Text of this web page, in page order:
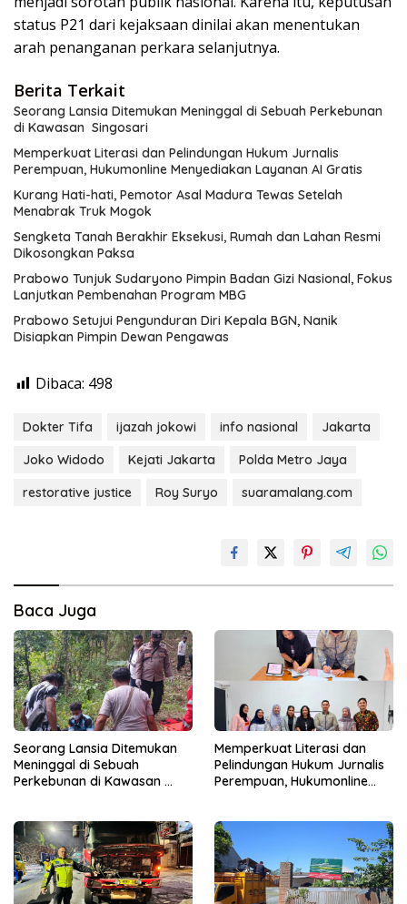
status P21 dari kejaksaan dinilai akan menentukan
arah penanganan perkara selanjutnya.
Berita Terkait
Seorang Lansia Ditemukan Meninggal di Sebuah Perkebunan
di Kawasan Singosari
Memperkuat Literasi dan Pelindungan Hukum Jurnalis
Perempuan, Hukumonline Menyediakan Layanan AI Gratis
Kurang Hati-hati, Pemotor Asal Madura Tewas Setelah
Menabrak Truk Mogok
Sengketa Tanah Berakhir Eksekusi, Rumah dan Lahan Resmi
Dikosongkan Paksa
Prabowo Tunjuk Sudaryono Pimpin Badan Gizi Nasional, Fokus
Lanjutkan Pembenahan Program MBG
Prabowo Setujui Pengunduran Diri Kepala BGN, Nanik
Disiapkan Pimpin Dewan Pengawas
Dibaca: 498
Dokter Tifa ijazah jokowi info nasional
Jakarta
Joko Widodo
Kejati Jakarta
Polda Metro Jaya
restorative justice
Roy Suryo suaramalang.com
Baca Juga
Seorang Lansia Ditemukan
Meninggal di Sebuah
Perkebunan di Kawasan
Memperkuat Literasi dan
Pelindungan Hukum Jurnalis
Perempuan, Hukumonline